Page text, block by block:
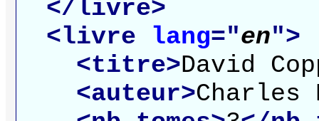
</livre>
<livre lang="en">
<titre>David
<auteur>Charles